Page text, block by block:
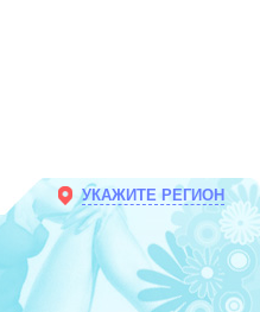
УКАЖИТЕ РЕГИОН